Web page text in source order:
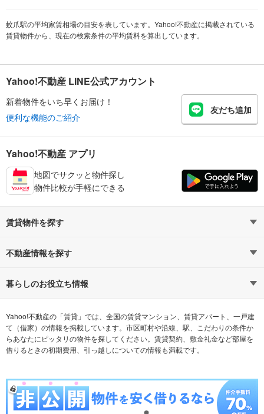
蚊爪駅の平均家賃相場の目安を表しています。Yahoo!不動産に掲載されている
賃貸物件から、現在の検索条件の平均賃料を算出しています。
Yahoo!不動産 LINE公式アカウント
新着物件をいち早くお届け！
便利な機能のご紹介
友だち追加
Yahoo!不動産 アプリ
地図でサクッと物件探し
物件比較が手軽にできる
賃貸物件を探す
路線・駅から探す
通勤時間から探す
不動産会社から探す 希望の条件から探す
テーマから探す ランキングから探す
不動産情報を探す
不動産・住宅
新築マンション 中古マンション
新築一戸建て 中古一戸建て
注文住宅 土地
売却査定
暮らしのお役立ち情報
マンションカタログ 教えて！住まいの先生
Yahoo!不動産の「賃貸」では、全国の賃貸マンション、賃貸アパート、一戸建
て（借家）の情報を掲載しています。市区町村や沿線、駅、こだわりの条件か
らあなたにピッタリの物件を探してください。賃貸契約、敷金礼金など部屋を
借りるときの初期費用、引っ越しについての情報も満載です。